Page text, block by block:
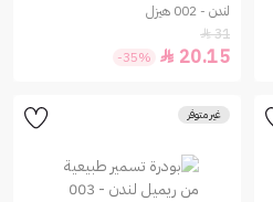
لندن - 002 هيزل
31

20.15

-35%
غير متوفر